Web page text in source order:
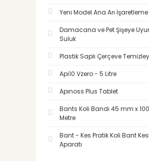
Yeni Model Ana Arı
Damacana ve Pet Şişeye
Suluk
Plastik Saplı Çerçeve
Api10 Vzero - 5 Litre
Apınoss Plus Tablet
Bants Koli Bandı 45 mm x 100
Metre
Bant - Kes Pratik Koli Bant
Aparatı